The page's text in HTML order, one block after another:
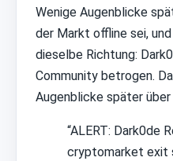
Wenige Augenblicke
der Markt offline sei,
dieselbe Richtung:
Community betrogen.
Augenblicke später
“ALERT: Dark0de
cryptomarket exit